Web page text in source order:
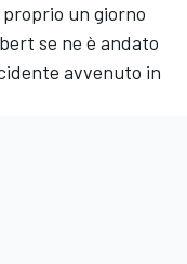
un giorno
se ne è andato
avvenuto in